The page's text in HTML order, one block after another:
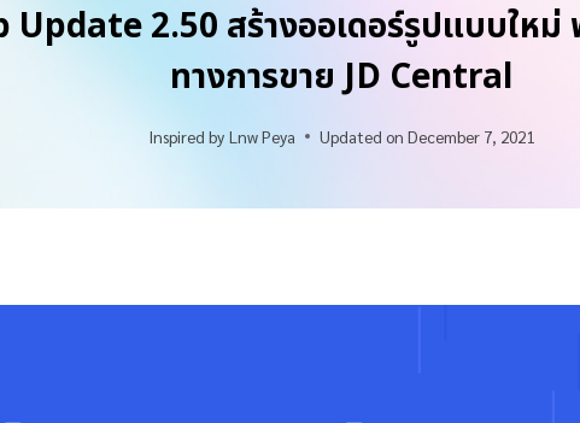
Update 2.50 สร้างออเดอร์รูปแบบใหม่
ทางการขาย JD Central
Inspired by Lnw Peya Updated on December 7, 2021